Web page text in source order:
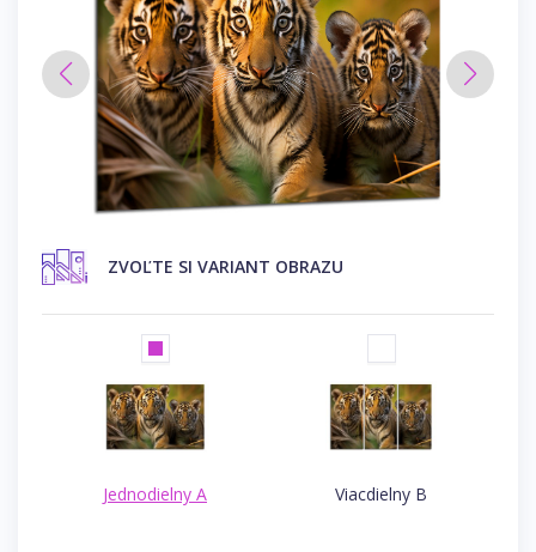
ZVOĽTE SI VARIANT OBRAZU
Jednodielny A Viacdielny B